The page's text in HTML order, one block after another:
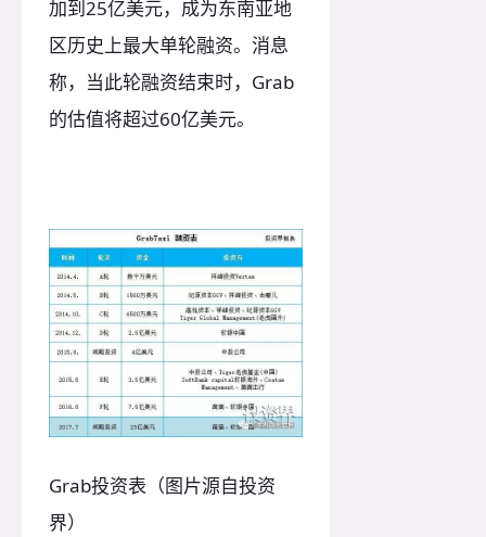
加到25亿美元，成为东南亚地
区历史上最大单轮融资。消息
称，当此轮融资结束时，Grab
的估值将超过60亿美元。
Grab投资表（图片源自投资
界）